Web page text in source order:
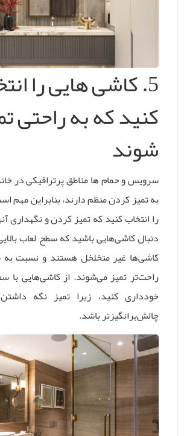
5. کاشی هایی را
کنید که به راحتی
شوند
سرویس و حمام ها مناطق پرترافیکی در
به تمیز کردن منظم دارند، بنابراین مهم
را انتخاب کنید که تمیز کردن و نگهداری
دنبال کاشی‌هایی باشید که سطح لعاب
کاشی‌ها غیر متخلخل هستند و نسبت
راحت‌تر تمیز می‌شوند. از کاشی‌هایی با
خودداری کنید، زیرا تمیز نگه
چالش‌برانگیزتر باشد.